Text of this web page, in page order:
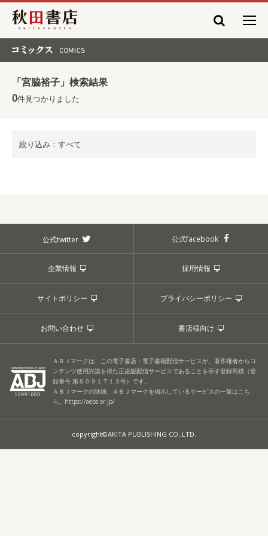
秋田書店
「宮脇裕子」検索結果
0件見つかりました
絞り込み：すべて
公式twitter 公式facebook
企業情報 採用情報
サイトポリシー プライバシーポリシー
お問い合わせ 書店様向け
ＡＢＪマークは、この電子書店・電子書籍配信サービスが、著作権者からコ
ンテンツ使用許諾を得た正規版配信サービスであることを示す登録商標（登
録番号 第６０９１７１３号）です。
ＡＢＪマークの詳細、ＡＢＪマークを掲示しているサービスの一覧はこち
ら。 https://aebs.or.jp/
copyright©AKITA PUBLISHING CO.,LTD.